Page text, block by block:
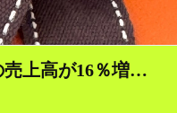
売上高が16％増…